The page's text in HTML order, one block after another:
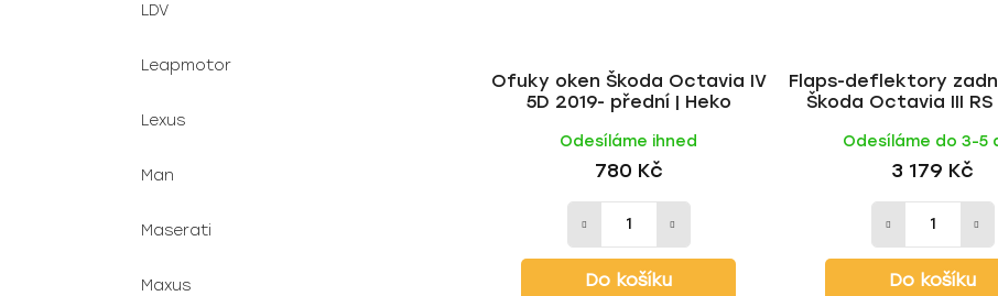
LDV
Leapmotor
Lexus
Man
Maserati
Maxus
Ofuky oken Škoda Octavia IV
5D 2019- přední | Heko
Odesíláme ihned
780 Kč
Do košíku
Flaps-deflektory
Škoda Octavia III
Odesíláme do 3-5
3 179 Kč
Do košíku